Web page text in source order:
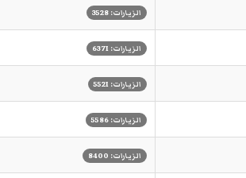
الزيارات: 3528
الزيارات: 6371
الزيارات: 5521
الزيارات: 5586
الزيارات: 8400